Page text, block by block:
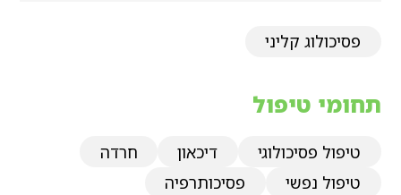
פסיכולוג קליני
תחומי טיפול
טיפול פסיכולוגי דיכאון
חרדה
טיפול נפשי
פסיכותרפיה